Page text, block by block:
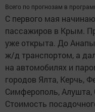
Всего по прогнозам в
С первого мая
пассажиров в Крым.
уже открыта. До
ж/д транспортом, а
на автомобилях и
городов Ялта, Керчь,
Симферополь, Алушта,
Стоимость